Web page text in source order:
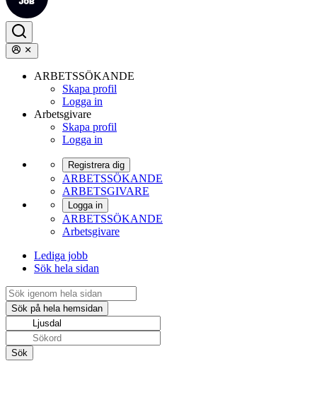
ARBETSSÖKANDE
Skapa profil
Logga in
Arbetsgivare
Skapa profil
Logga in
Registrera dig
ARBETSSÖKANDE
ARBETSGIVARE
Logga in
ARBETSSÖKANDE
Arbetsgivare
Lediga jobb
Sök hela sidan